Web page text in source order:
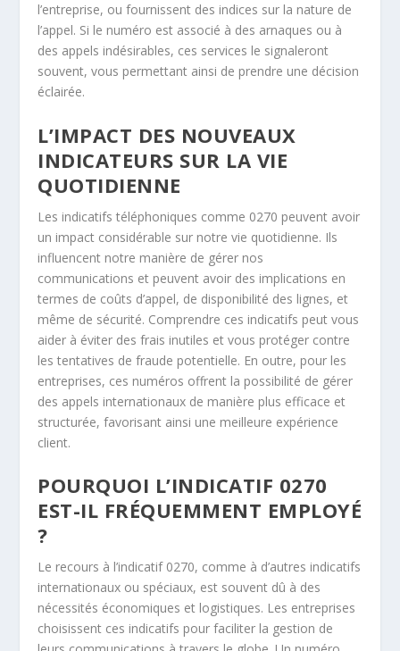
l’entreprise, ou fournissent des indices sur la nature de
l’appel. Si le numéro est associé à des arnaques ou à
des appels indésirables, ces services le signaleront
souvent, vous permettant ainsi de prendre une décision
éclairée.
L’IMPACT DES NOUVEAUX
INDICATEURS SUR LA VIE
QUOTIDIENNE
Les indicatifs téléphoniques comme 0270 peuvent avoir
un impact considérable sur notre vie quotidienne. Ils
influencent notre manière de gérer nos
communications et peuvent avoir des implications en
termes de coûts d’appel, de disponibilité des lignes, et
même de sécurité. Comprendre ces indicatifs peut vous
aider à éviter des frais inutiles et vous protéger contre
les tentatives de fraude potentielle. En outre, pour les
entreprises, ces numéros offrent la possibilité de gérer
des appels internationaux de manière plus efficace et
structurée, favorisant ainsi une meilleure expérience
client.
POURQUOI L’INDICATIF 0270
EST-IL FRÉQUEMMENT EMPLOYÉ
?
Le recours à l’indicatif 0270, comme à d’autres indicatifs
internationaux ou spéciaux, est souvent dû à des
nécessités économiques et logistiques. Les entreprises
choisissent ces indicatifs pour faciliter la gestion de